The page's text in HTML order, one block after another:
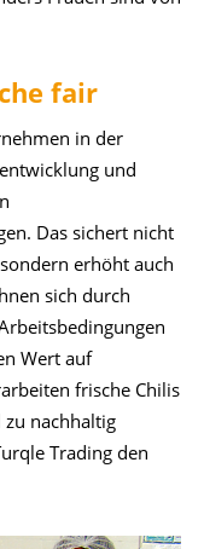
fair
in der
und
Das sichert nicht
erhöht auch
sich durch
Wert auf
frische Chilis
zu nachhaltig
Trading den